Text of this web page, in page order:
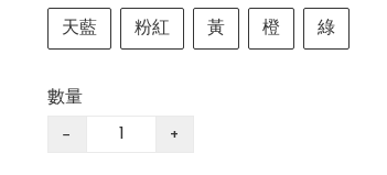
天藍 粉紅 黃 橙 綠
數量
− +